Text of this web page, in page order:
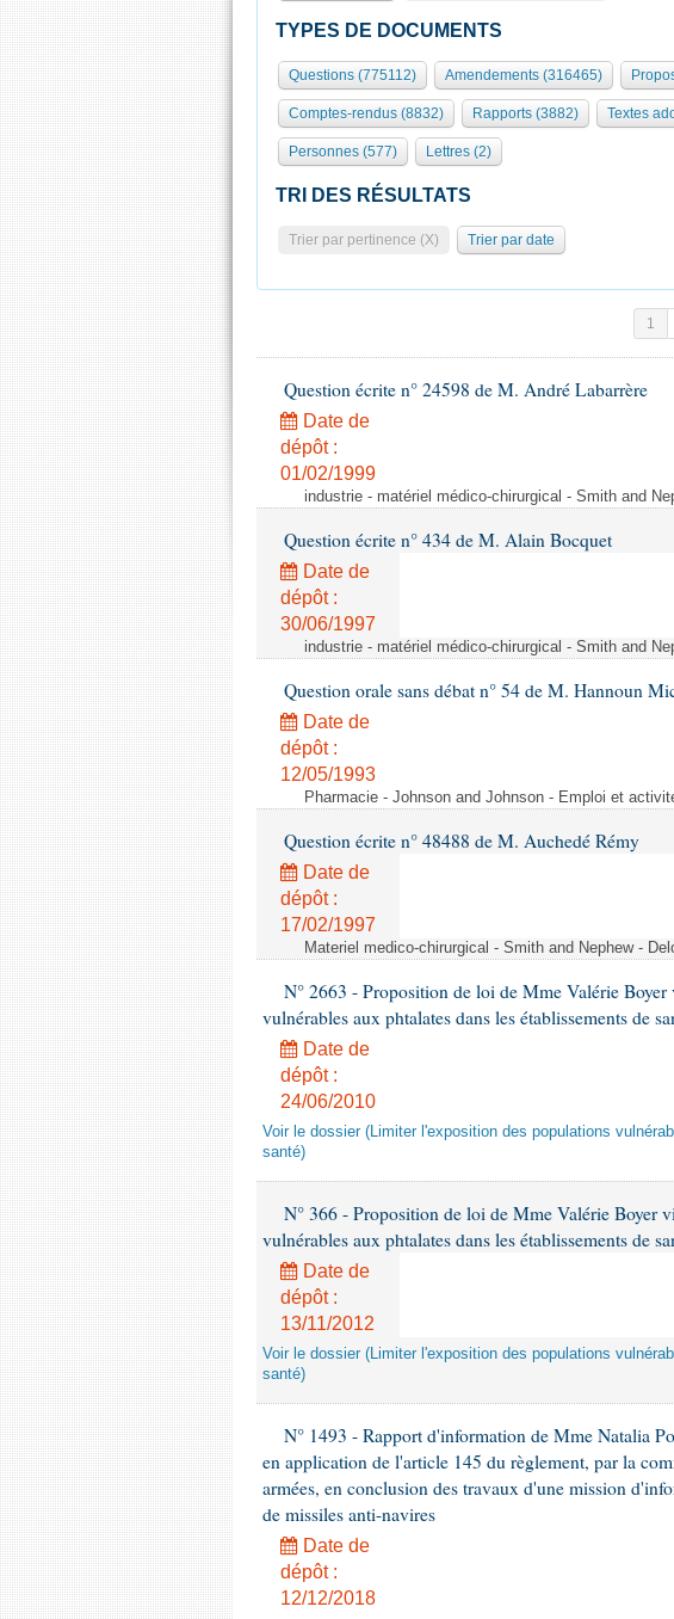
TYPES DE DOCUMENTS
Questions (775112) Amendements (316465)
Comptes-rendus (8832) Rapports (3882) Textes
Personnes (577) Lettres (2)
TRI DES RÉSULTATS
Trier par pertinence (X) Trier par date
1
Question écrite n° 24598 de M. André Labarrère
Date de
dépôt :
01/02/1999
industrie - matériel médico-chirurgical - Smith and
Question écrite n° 434 de M. Alain Bocquet
Date de
dépôt :
30/06/1997
industrie - matériel médico-chirurgical - Smith and
Question orale sans débat n° 54 de M. Hannoun
Date de
dépôt :
12/05/1993
Pharmacie - Johnson and Johnson - Emploi et
Question écrite n° 48488 de M. Auchedé Rémy
Date de
dépôt :
17/02/1997
Materiel medico-chirurgical - Smith and Nephew -
N° 2663 - Proposition de loi de Mme Valérie
vulnérables aux phtalates dans les établissements de
Date de
dépôt :
24/06/2010
Voir le dossier (Limiter l'exposition des populations
santé)
N° 366 - Proposition de loi de Mme Valérie Boyer
vulnérables aux phtalates dans les établissements de
Date de
dépôt :
13/11/2012
Voir le dossier (Limiter l'exposition des populations
santé)
N° 1493 - Rapport d'information de Mme Natalia
en application de l'article 145 du règlement, par la
armées, en conclusion des travaux d'une mission
de missiles anti-navires
Date de
dépôt :
12/12/2018